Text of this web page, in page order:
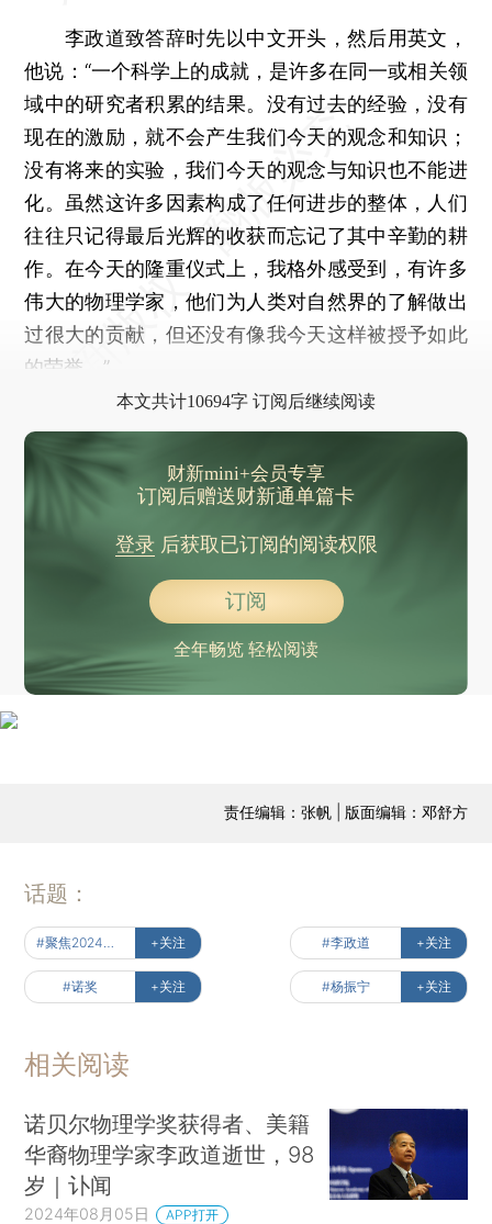
李政道致答辞时先以中文开头，然后用英文，
他说：“一个科学上的成就，是许多在同一或相关领
域中的研究者积累的结果。没有过去的经验，没有
现在的激励，就不会产生我们今天的观念和知识；
没有将来的实验，我们今天的观念与知识也不能进
化。虽然这许多因素构成了任何进步的整体，人们
往往只记得最后光辉的收获而忘记了其中辛勤的耕
作。在今天的隆重仪式上，我格外感受到，有许多
伟大的物理学家，他们为人类对自然界的了解做出
过很大的贡献，但还没有像我今天这样被授予如此
的荣誉。”
本文共计10694字 订阅后继续阅读
财新mini+会员专享
订阅后赠送财新通单篇卡
登录后获取已订阅的阅读权限
订阅
全年畅览 轻松阅读
责任编辑：张帆 | 版面编辑：邓舒方
话题：
+关注 #李政道 +关注
#诺奖 +关注 #杨振宁 +关注
相关阅读
诺贝尔物理学奖获得者、美籍
华裔物理学家李政道逝世，98
岁｜讣闻
2024年08月05日 APP打开